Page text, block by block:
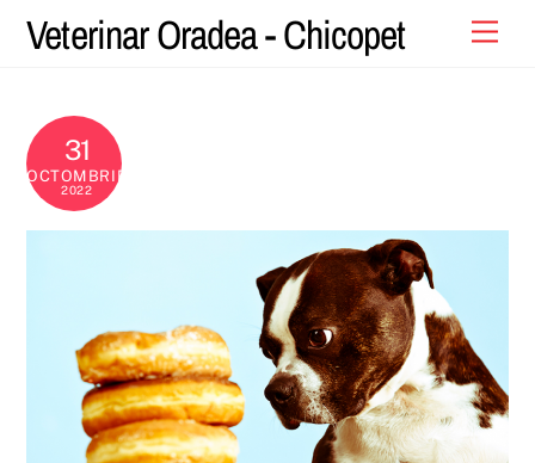
Veterinar Oradea - Chicopet
31
OCTOMBRIE
2022